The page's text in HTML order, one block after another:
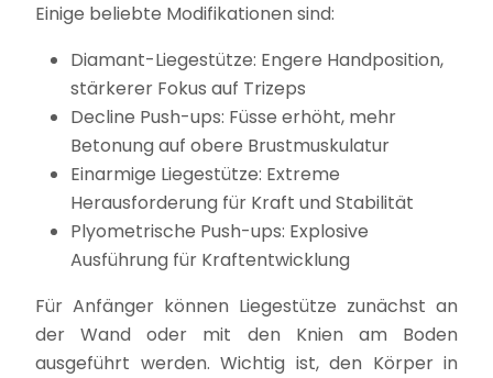
Einige beliebte Modifikationen sind:
Diamant-Liegestütze: Engere Handposition,
stärkerer Fokus auf Trizeps
Decline Push-ups: Füsse erhöht, mehr
Betonung auf obere Brustmuskulatur
Einarmige Liegestütze: Extreme
Herausforderung für Kraft und Stabilität
Plyometrische Push-ups: Explosive
Ausführung für Kraftentwicklung
Für Anfänger können Liegestütze zunächst an
der Wand oder mit den Knien am Boden
ausgeführt werden. Wichtig ist, den Körper in